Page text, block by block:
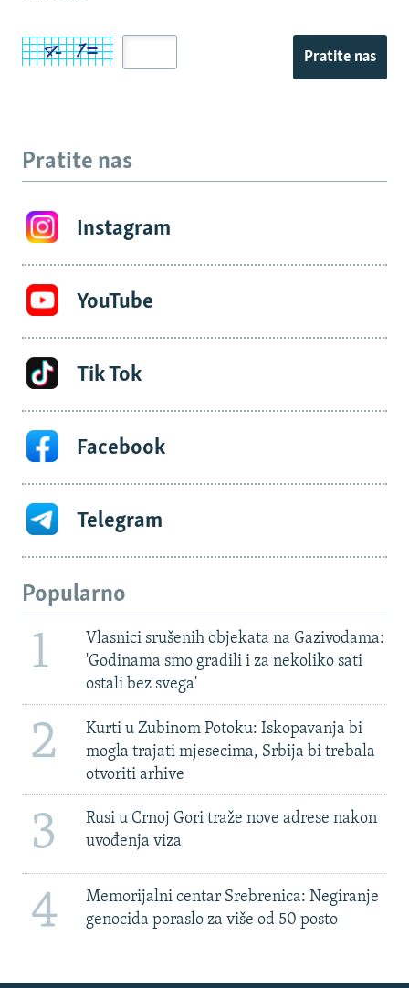
Pratite nas
Pratite nas
Instagram
YouTube
Tik Tok
Facebook
Telegram
Popularno
1
Vlasnici srušenih objekata na Gazivodama:
'Godinama smo gradili i za nekoliko sati
ostali bez svega'
2
Kurti u Zubinom Potoku: Iskopavanja bi
mogla trajati mjesecima, Srbija bi trebala
otvoriti arhive
3
Rusi u Crnoj Gori traže nove adrese nakon
uvođenja viza
4
Memorijalni centar Srebrenica: Negiranje
genocida poraslo za više od 50 posto